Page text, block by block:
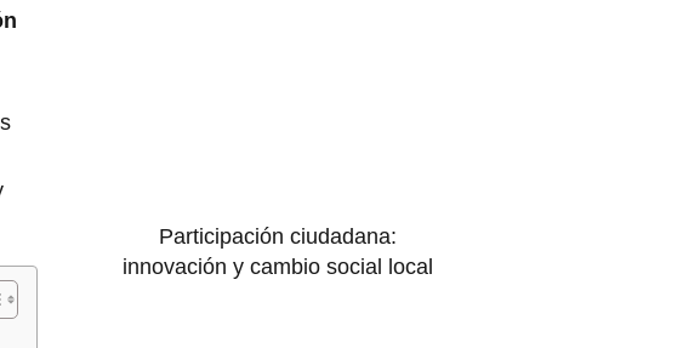
Participación ciudadana:
innovación y cambio social local